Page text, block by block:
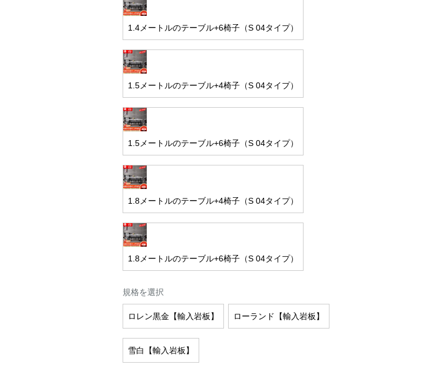
1.4メートルのテーブル+6椅子（S 04タイプ）
1.5メートルのテーブル+4椅子（S 04タイプ）
1.5メートルのテーブル+6椅子（S 04タイプ）
1.8メートルのテーブル+4椅子（S 04タイプ）
1.8メートルのテーブル+6椅子（S 04タイプ）
規格を選択
ロレン黒金【輸入岩板】 ローランド【輸入岩板】
雪白【輸入岩板】